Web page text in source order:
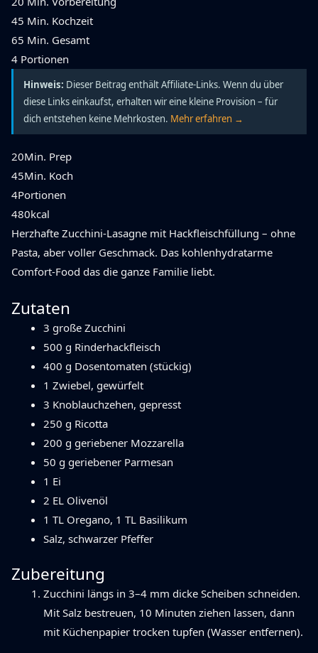
45 Min. Kochzeit
65 Min. Gesamt
4 Portionen
Hinweis: Dieser Beitrag enthält Affiliate-Links. Wenn du über
diese Links einkaufst, erhalten wir eine kleine Provision – für
dich entstehen keine Mehrkosten. Mehr erfahren →
20Min. Prep
45Min. Koch
4Portionen
480kcal
Herzhafte Zucchini-Lasagne mit Hackfleischfüllung – ohne
Pasta, aber voller Geschmack. Das kohlenhydratarme
Comfort-Food das die ganze Familie liebt.
Zutaten
3 große Zucchini
500 g Rinderhackfleisch
400 g Dosentomaten (stückig)
1 Zwiebel, gewürfelt
3 Knoblauchzehen, gepresst
250 g Ricotta
200 g geriebener Mozzarella
50 g geriebener Parmesan
1 Ei
2 EL Olivenöl
1 TL Oregano, 1 TL Basilikum
Salz, schwarzer Pfeffer
Zubereitung
Zucchini längs in 3–4 mm dicke Scheiben schneiden.
Mit Salz bestreuen, 10 Minuten ziehen lassen, dann
mit Küchenpapier trocken tupfen (Wasser entfernen).